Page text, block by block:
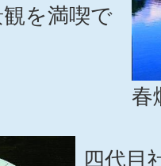
春
を満喫で
四代目